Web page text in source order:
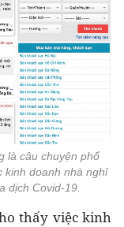
là câu chuyện phổ
kinh doanh nhà nghỉ
dịch Covid-19.
thấy việc kinh